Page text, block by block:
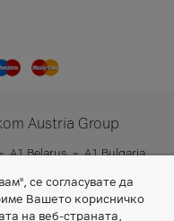
Austria Group
A1 Belarus
A1 Bulgaria
се согласувате да
Вашето корисничко
на веб-страната,